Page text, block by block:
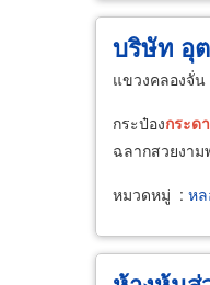
บริษัท อุ
แขวงคลองจั่น
กระป๋องกระด
ฉลากสวยงา
หมวดหมู่ : ห